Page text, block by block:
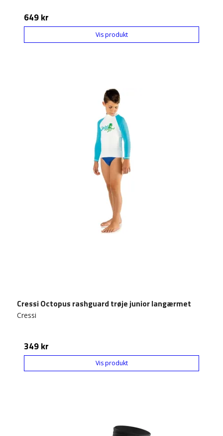
649 kr
Vis produkt
Cressi Octopus rashguard trøje junior langærmet
Cressi
349 kr
Vis produkt